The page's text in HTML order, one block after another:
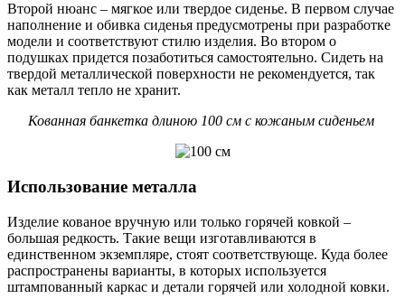
Второй нюанс – мягкое или твердое сиденье. В первом случае
наполнение и обивка сиденья предусмотрены при разработке
модели и соответствуют стилю изделия. Во втором о
подушках придется позаботиться самостоятельно. Сидеть на
твердой металлической поверхности не рекомендуется, так
как металл тепло не хранит.
Кованная банкетка длиною 100 см с кожаным сиденьем
Использование металла
Изделие кованое вручную или только горячей ковкой –
большая редкость. Такие вещи изготавливаются в
единственном экземпляре, стоят соответствующе. Куда более
распространены варианты, в которых используется
штампованный каркас и детали горячей или холодной ковки.